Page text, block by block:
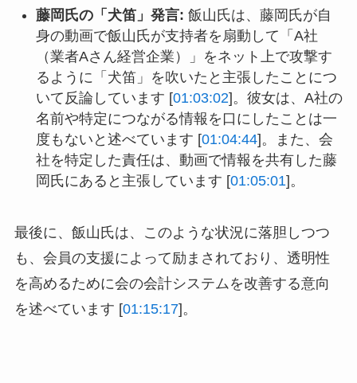
藤岡氏の「犬笛」発言: 飯山氏は、藤岡氏が自
身の動画で飯山氏が支持者を扇動して「A社
（業者Aさん経営企業）」をネット上で攻撃す
るように「犬笛」を吹いたと主張したことにつ
いて反論しています [01:03:02]。彼女は、A社の
名前や特定につながる情報を口にしたことは一
度もないと述べています [01:04:44]。また、会
社を特定した責任は、動画で情報を共有した藤
岡氏にあると主張しています [01:05:01]。
最後に、飯山氏は、このような状況に落胆しつつ
も、会員の支援によって励まされており、透明性
を高めるために会の会計システムを改善する意向
を述べています [01:15:17]。